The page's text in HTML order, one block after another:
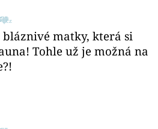
bláznivé matky, která si
Tohle už je možná na